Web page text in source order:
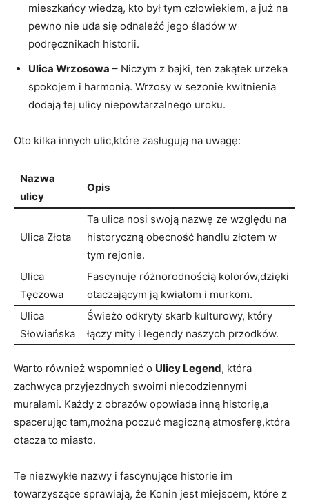
mieszkańcy wiedzą, ⁣kto był tym człowiekiem, a już na
pewno nie uda się odnaleźć jego śladów w
podręcznikach ​historii.
Ulica Wrzosowa ​– Niczym z ⁢bajki, ten zakątek urzeka
spokojem i harmonią. Wrzosy w sezonie kwitnienia
dodają ⁤tej ulicy niepowtarzalnego ⁢uroku.
Oto kilka innych ulic,które zasługują na uwagę:
Nazwa
ulicy
Opis
Ulica Złota
Ta ulica nosi ⁢swoją nazwę ze względu ⁤na
⁣historyczną obecność handlu złotem w
tym ​rejonie.
Ulica
Tęczowa
Fascynuje różnorodnością ⁤kolorów,dzięki
otaczającym ją kwiatom⁣ i murkom.
Ulica‌
Słowiańska
Świeżo odkryty skarb kulturowy, ⁤który
łączy mity i ⁢legendy naszych przodków.
Warto również wspomnieć o Ulicy Legend, która
⁤zachwyca przyjezdnych swoimi niecodziennymi
muralami. Każdy z obrazów opowiada inną ⁣historię,a
spacerując tam,można​ poczuć magiczną atmosferę,która
otacza ​to‍ miasto.
Te niezwykłe ⁤nazwy i fascynujące ⁢historie im
towarzyszące sprawiają, że Konin jest miejscem, które z‍